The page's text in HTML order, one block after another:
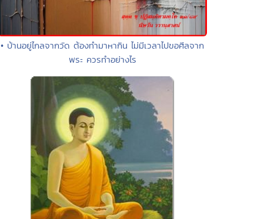
• บ้านอยู่ไกลจากวัด ต้องทำมาหากิน ไม่มีเวลาไปขอศีลจาก
พระ ควรทำอย่างไร